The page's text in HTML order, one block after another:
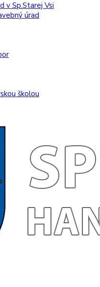
v Sp.Starej Vsi
úrad
školou